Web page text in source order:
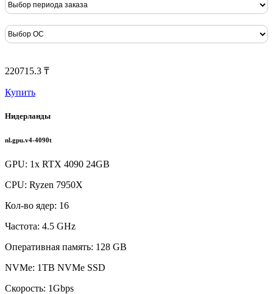
220715.3 ₸
Купить
Нидерланды
nl.gpu.v4-4090t
GPU: 1x RTX 4090 24GB
CPU: Ryzen 7950X
Кол-во ядер: 16
Частота: 4.5 GHz
Оперативная память: 128 GB
NVMe: 1TB NVMe SSD
Скорость: 1Gbps